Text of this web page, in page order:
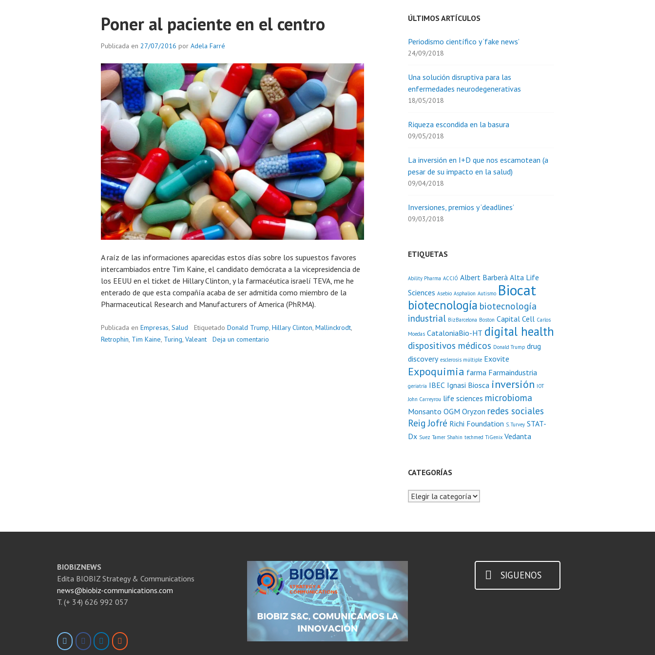
Poner al paciente en el centro
Publicada en 27/07/2016 por Adela Farré
A raíz de las informaciones aparecidas estos días sobre los supuestos favores
intercambiados entre Tim Kaine, el candidato demócrata a la vicepresidencia de
los EEUU en el ticket de Hillary Clinton, y la farmacéutica israelí TEVA, me he
enterado de que esta compañía acaba de ser admitida como miembro de la
Pharmaceutical Research and Manufacturers of America (PhRMA).
Publicada en Empresas, Salud Etiquetado Donald Trump, Hillary Clinton, Mallinckrodt,
Retrophin, Tim Kaine, Turing, Valeant Deja un comentario
ÚLTIMOS ARTÍCULOS
Periodismo científico y ‘fake news’
24/09/2018
Una solución disruptiva para las
enfermedades neurodegenerativas
18/05/2018
Riqueza escondida en la basura
09/05/2018
La inversión en I+D que nos escamotean (a
pesar de su impacto en la salud)
09/04/2018
Inversiones, premios y ‘deadlines’
09/03/2018
ETIQUETAS
Ability Pharma ACCIÓ Albert Barberà Alta Life
Sciences Asebio Asphalion Autismo Biocat
biotecnología biotecnología
industrial BizBarcelona Boston Capital Cell Carlos
Moedas CataloniaBio-HT digital health
dispositivos médicos Donald Trump drug
discovery esclerosis múltiple Exovite
Expoquimia farma Farmaindustria
geriatría IBEC Ignasi Biosca inversión IOT
John Carreyrou life sciences microbioma
Monsanto OGM Oryzon redes sociales
Reig Jofré Richi Foundation S. Turvey STAT-
Dx Suez Tamer Shahin techmed TiGenix Vedanta
CATEGORÍAS
Categorías
BIOBIZNEWS
Edita BIOBIZ Strategy & Communications
news@biobiz-communications.com
T. (+ 34) 626 992 057
SIGUENOS